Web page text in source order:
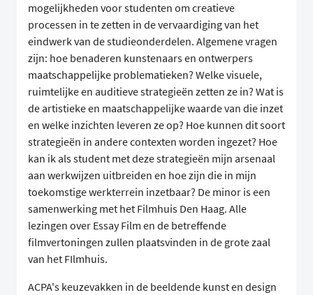
mogelijkheden voor studenten om creatieve
processen in te zetten in de vervaardiging van het
eindwerk van de studieonderdelen. Algemene vragen
zijn: hoe benaderen kunstenaars en ontwerpers
maatschappelijke problematieken? Welke visuele,
ruimtelijke en auditieve strategieën zetten ze in? Wat is
de artistieke en maatschappelijke waarde van die inzet
en welke inzichten leveren ze op? Hoe kunnen dit soort
strategieën in andere contexten worden ingezet? Hoe
kan ik als student met deze strategieën mijn arsenaal
aan werkwijzen uitbreiden en hoe zijn die in mijn
toekomstige werkterrein inzetbaar? De minor is een
samenwerking met het Filmhuis Den Haag. Alle
lezingen over Essay Film en de betreffende
filmvertoningen zullen plaatsvinden in de grote zaal
van het FIlmhuis.
ACPA's keuzevakken in de beeldende kunst en design